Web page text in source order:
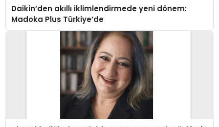
Daikin’den akıllı iklimlendirmede yeni dönem:
Madoka Plus Türkiye’de